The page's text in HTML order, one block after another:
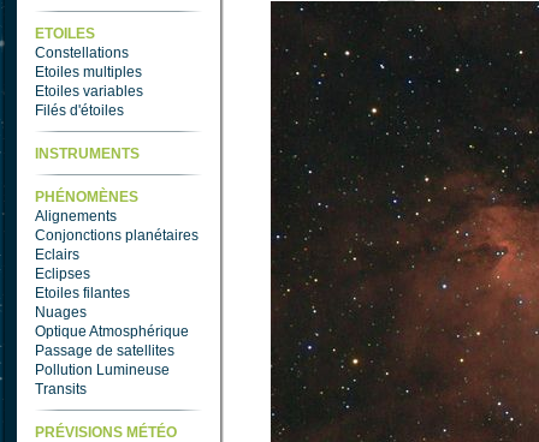
ETOILES
Constellations
Etoiles multiples
Etoiles variables
Filés d'étoiles
INSTRUMENTS
PHÉNOMÈNES
Alignements
Conjonctions planétaires
Eclairs
Eclipses
Etoiles filantes
Nuages
Optique Atmosphérique
Passage de satellites
Pollution Lumineuse
Transits
PRÉVISIONS MÉTÉO